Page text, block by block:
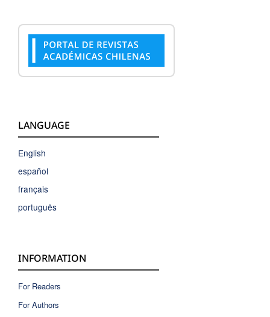
LANGUAGE
English
español
français
português
INFORMATION
For Readers
For Authors